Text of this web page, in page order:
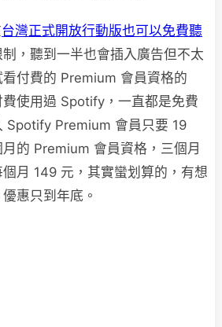
台灣正式開放行動版也可以免費聽
制，聽到一半也會插入廣告但不太
付費的 Premium 會員資格的
使用過 Spotify，一直都是免費
Spotify Premium 會員只要 19
的 Premium 會員資格，三個月
月 149 元，其實蠻划算的，有想
惠只到年底。